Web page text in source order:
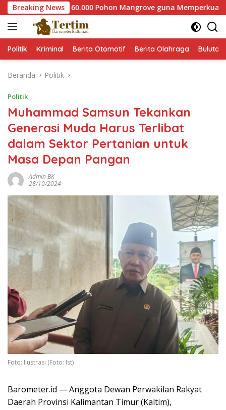
Langsung
ke
konten
Breaking News
Tanam 60.000 Pohon Mangrove guna Memperkuat Restorasi
Politik Kriminal Berita Otomotif Berita Olahraga
Beranda Politik
Politik
Muhammad Samsun Tekankan
Generasi Muda Harus Terlibat
dalam Sektor Pertanian untuk
Masa Depan Pangan
Admin BK
28/10/2024
Foto: Ilustrasi (Foto: Ist)
Barometer.id — Anggota Dewan Perwakilan Rakyat
Daerah Provinsi Kalimantan Timur (Kaltim),